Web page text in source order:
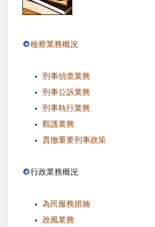
檢察業務概況
刑事偵查業務
刑事公訴業務
刑事執行業務
觀護業務
貫徹重要刑事政策
行政業務概況
為民服務措施
政風業務